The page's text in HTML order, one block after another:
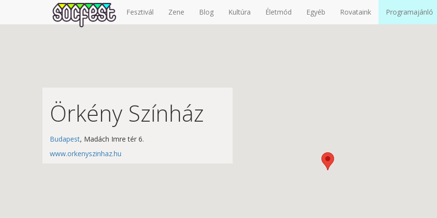
Fesztivál Zene Blog Kultúra Életmód Egyéb Rovataink Programajánló
Örkény Színház
Budapest, Madách Imre tér 6.
www.orkenyszinhaz.hu